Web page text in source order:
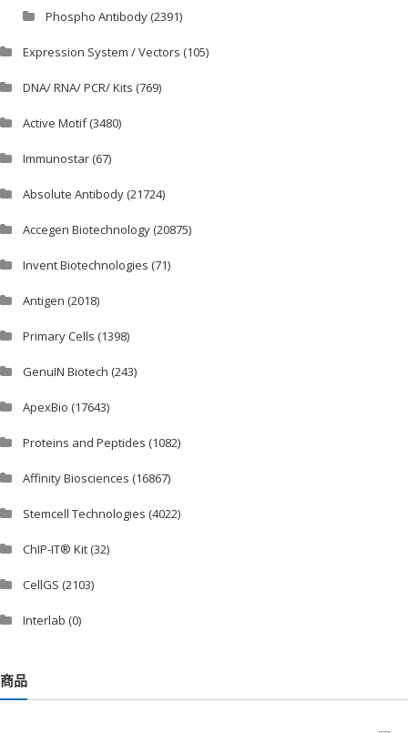
Phospho Antibody(2391)
Expression System / Vectors (105)
DNA/ RNA/ PCR/ Kits (769)
Active Motif(3480)
Immunostar(67)
Absolute Antibody(21724)
Accegen Biotechnology(20875)
Invent Biotechnologies (71)
Antigen (2018)
Primary Cells (1398)
GenuIN Biotech (243)
ApexBio (17643)
Proteins and Peptides (1082)
Affinity Biosciences (16867)
Stemcell Technologies (4022)
ChIP-IT® Kit(32)
CellGS (2103)
Interlab (0)
商品